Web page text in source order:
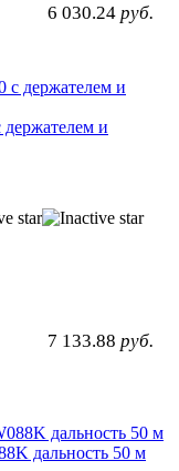
6 030.24 руб.
и
7 133.88 руб.
дальность 50 м